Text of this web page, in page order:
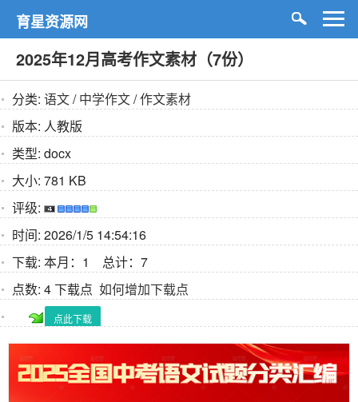
育星资源网
2025年12月高考作文素材（7份）
分类: 语文/中学作文/作文素材
版本: 人教版
类型: docx
大小: 781 KB
评级:
时间: 2026/1/5 14:54:16
下载: 本月：1 总计：7
点数: 4 下载点 如何增加下载点
点此下载